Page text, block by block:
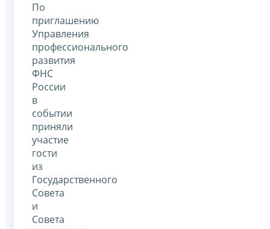
По
приглашению
Управления
профессионального
развития
ФНС
России
в
событии
приняли
участие
гости
из
Государственного
Совета
и
Совета